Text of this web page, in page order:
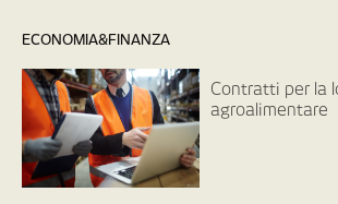
ECONOMIA&FINANZA
Contratti per la
agroalimentare